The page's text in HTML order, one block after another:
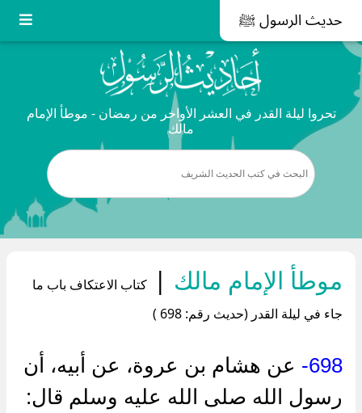
حديث الرسول ﷺ
تحروا ليلة القدر في العشر الأواخر من رمضان - موطأ الإمام
مالك
موطأ الإمام مالك |
كتاب الاعتكاف باب ما
جاء في ليلة القدر (حديث رقم: 698 )
698-
عن هشام بن عروة، عن أبيه، أن
رسول الله صلى الله عليه وسلم قال: